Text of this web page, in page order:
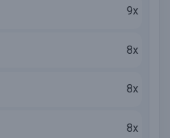
9x
8x
8x
8x